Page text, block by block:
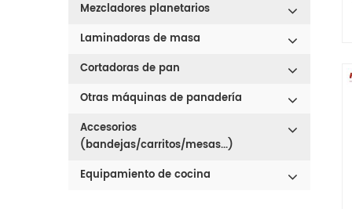
Mezcladores planetarios
Laminadoras de masa
Cortadoras de pan
Otras máquinas de panadería
Accesorios
(bandejas/carritos/mesas...)
Equipamiento de cocina